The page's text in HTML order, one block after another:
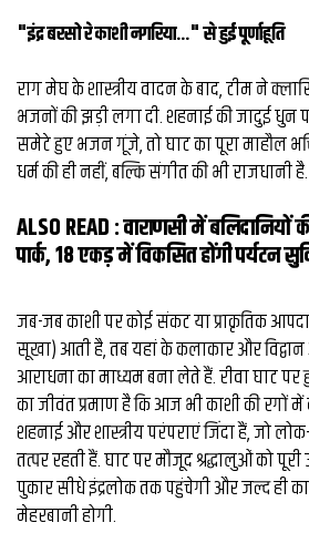
​"इंद्र बरसो रे काशी नगरिया..." से हुई पूर्णाहूति
​राग मेघ के शास्त्रीय वादन के बाद, टीम ने
भजनों की झड़ी लगा दी. शहनाई की जादुई
समेटे हुए भजन गूंजे, तो घाट का पूरा माहौल
धर्म की ही नहीं, बल्कि संगीत की भी राजधानी है.
ALSO READ :वाराणसी में
पार्क, 18 एकड़ में विकसित होंगी पर्यटन
जब-जब काशी पर कोई संकट या प्राकृतिक
सूखा) आती है, तब यहां के कलाकार और विद्वान
आराधना का माध्यम बना लेते हैं. रीवा घाट
का जीवंत प्रमाण है कि आज भी काशी की रगों में
शहनाई और शास्त्रीय परंपराएं जिंदा हैं, जो
तत्पर रहती हैं. घाट पर मौजूद श्रद्धालुओं को
पुकार सीधे इंद्रलोक तक पहुंचेगी और जल्द ही
मेहरबानी होगी.